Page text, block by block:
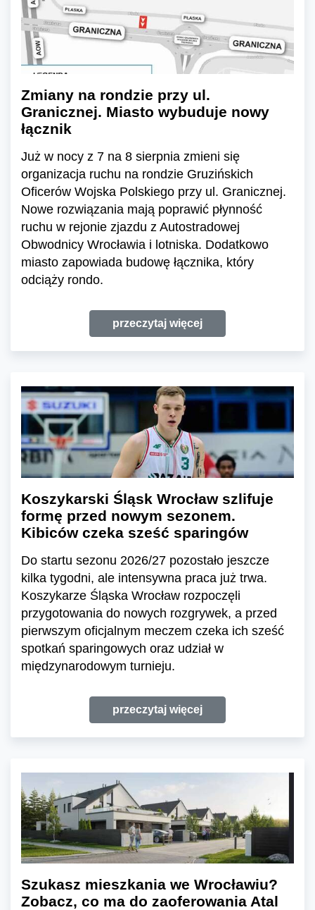
Zmiany na rondzie przy ul.
Granicznej. Miasto wybuduje nowy
łącznik
Już w nocy z 7 na 8 sierpnia zmieni się
organizacja ruchu na rondzie Gruzińskich
Oficerów Wojska Polskiego przy ul. Granicznej.
Nowe rozwiązania mają poprawić płynność
ruchu w rejonie zjazdu z Autostradowej
Obwodnicy Wrocławia i lotniska. Dodatkowo
miasto zapowiada budowę łącznika, który
odciąży rondo.
przeczytaj więcej
Koszykarski Śląsk Wrocław szlifuje
formę przed nowym sezonem.
Kibiców czeka sześć sparingów
Do startu sezonu 2026/27 pozostało jeszcze
kilka tygodni, ale intensywna praca już trwa.
Koszykarze Śląska Wrocław rozpoczęli
przygotowania do nowych rozgrywek, a przed
pierwszym oficjalnym meczem czeka ich sześć
spotkań sparingowych oraz udział w
międzynarodowym turnieju.
przeczytaj więcej
Szukasz mieszkania we Wrocławiu?
Zobacz, co ma do zaoferowania Atal